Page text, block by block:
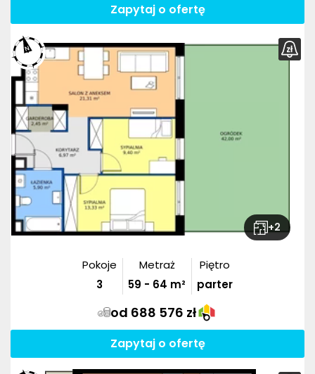
Zapytaj o ofertę
+2
Pokoje
3
Metraż
59 - 64 m²
Piętro
parter
od 688 576 zł
Zapytaj o ofertę